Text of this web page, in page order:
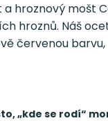
a hroznový mošt
hroznů. Náš
červenou
„kde se rodí“